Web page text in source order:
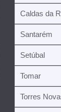
Caldas da
Santarém
Setúbal
Tomar
Torres